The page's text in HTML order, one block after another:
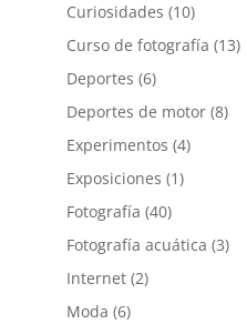
Curiosidades (10)
Curso de fotografía (13)
Deportes (6)
Deportes de motor(8)
Experimentos (4)
Exposiciones (1)
Fotografía (40)
Fotografía acuática (3)
Internet(2)
Moda (6)